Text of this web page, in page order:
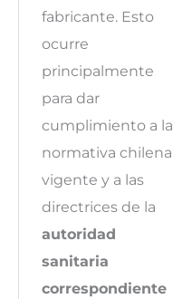
fabricante. Esto
ocurre
principalmente
para dar
cumplimiento a la
normativa chilena
vigente y a las
directrices de la
autoridad
sanitaria
correspondiente